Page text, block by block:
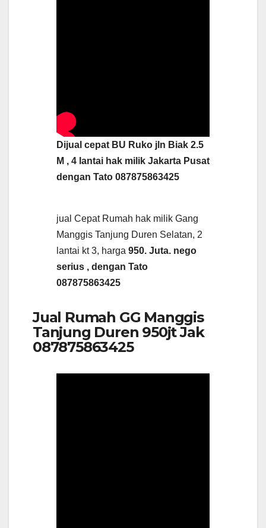
Dijual cepat BU Ruko jln Biak 2.5
M , 4 lantai hak milik Jakarta Pusat
dengan Tato 087875863425
jual Cepat Rumah hak milik Gang
Manggis Tanjung Duren Selatan, 2
lantai kt 3, harga 950. Juta. nego
serius , dengan Tato
087875863425
Jual Rumah GG Manggis
Tanjung Duren 950jt Jak
087875863425